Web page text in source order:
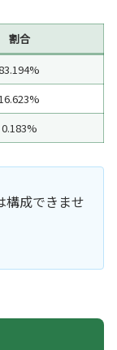
割合
0.183%
構成できませ